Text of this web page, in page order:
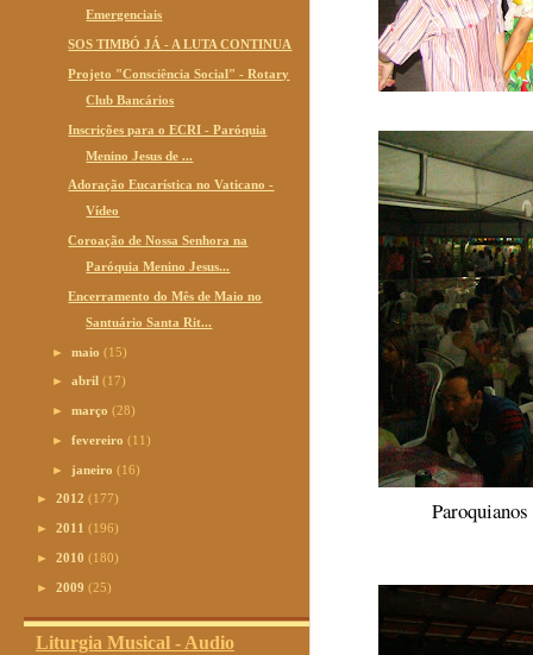
Emergenciais
SOS TIMBÓ JÁ - A LUTA CONTINUA
Projeto "Consciência Social" - Rotary
Club Bancários
Inscrições para o ECRI - Paróquia
Menino Jesus de ...
Adoração Eucarística no Vaticano -
Vídeo
Coroação de Nossa Senhora na
Paróquia Menino Jesus...
Encerramento do Mês de Maio no
Santuário Santa Rit...
►maio(15)
►abril(17)
►março(28)
►fevereiro(11)
► janeiro(16)
► 2012 (177)
► 2011 (196)
► 2010 (180)
► 2009 (25)
Liturgia Musical - Audio